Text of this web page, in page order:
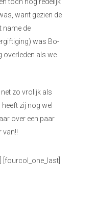
want gezien de
name de
was Bo-
overleden als we
zo vrolijk als
zij nog wel
over een paar
van!!
[fourcol_one_last]